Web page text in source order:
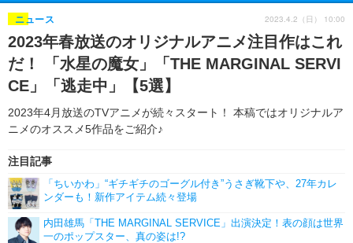
ゲーム グッズ
イベント 海外
海外イベント ビジネス
俳優・タレント アーティスト
ビジネス
アニメ 実写
書評
ゲーム 座談会
動画
アニメ
アニメ！アニメ！TV ABEMA Cafe
連載・コラム
2023年春放送のオリジナルアニメ注目作はこれ
だ！ 「水星の魔女」「THE MARGINAL SERVI
CE」「逃走中」【5選】
2023年4月放送のTVアニメが続々スタート！ 本稿ではオリジナルア
ニメのオススメ5作品をご紹介♪
ニュース
注目記事
「ちいかわ」“ギチギチのゴーグル付き”うさぎ靴下や、27年カレ
ンダーも！新作アイテム続々登場
内田雄馬「THE MARGINAL SERVICE」出演決定！表の顔は世界
一のポップスター、真の姿は!?
2023.4.2（日） 10:00